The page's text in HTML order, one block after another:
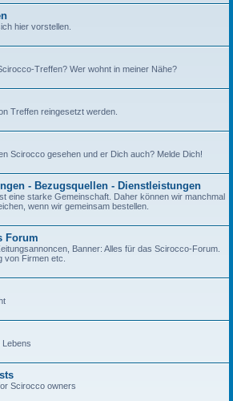
hier vorstellen.
Treffen? Wer wohnt in meiner Nähe?
Treffen reingesetzt werden.
Scirocco gesehen und er Dich auch? Melde Dich!
- Bezugsquellen - Dienstleistungen
eine starke Gemeinschaft. Daher können wir manchmal
wenn wir gemeinsam bestellen.
Forum
Banner: Alles für das Scirocco-Forum.
von Firmen etc.
Lebens
Scirocco owners